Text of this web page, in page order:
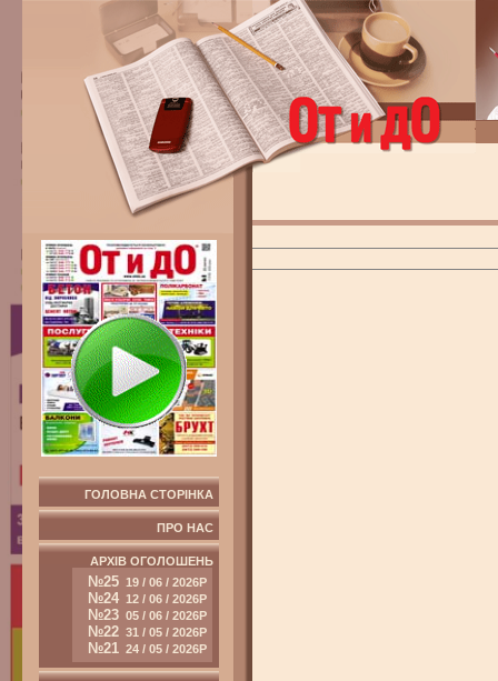
ГОЛОВНА СТОРІНКА
ПРО НАС
АРХІВ ОГОЛОШЕНЬ
№25 19 / 06 / 2026Р
№24 12 / 06 / 2026Р
№23 05 / 06 / 2026Р
№22 31 / 05 / 2026Р
№21 24 / 05 / 2026Р